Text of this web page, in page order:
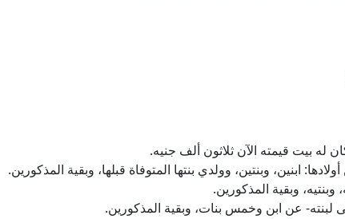
له بيت قيمته الآن ثلاثون ألف جنيه.
وبنتيه، وبقية المذكورين.
لبنته- عن ابن وخمس بنات، وبقية المذكورين.